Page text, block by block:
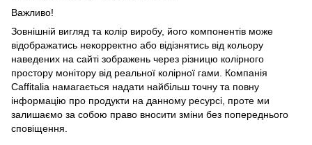
Важливо!
Зовнішній вигляд та колір виробу, його компонентів може
відображатись некорректно або відізнятись від кольору
наведених на сайті зображень через різницю колірного
простору монітору від реальної колірної гами. Компанія
Caffitalia намагається надати найбільш точну та повну
інформацію про продукти на данному ресурсі, проте ми
залишаємо за собою право вносити зміни без попереднього
сповіщення.